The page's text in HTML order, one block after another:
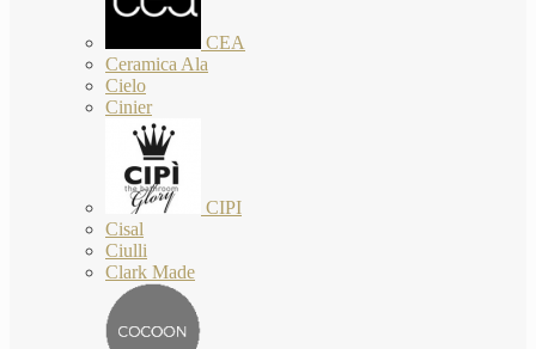
CEA
Ceramica Ala
Cielo
Cinier
CIPI
Cisal
Ciulli
Clark Made